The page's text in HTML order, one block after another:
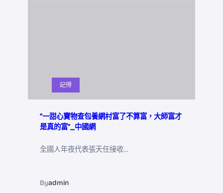
記得
“一甜心寶物查包養網村富了不算富，大師富才
是真的富”_中國網
全國人年夜代表張天任接收…
Byadmin